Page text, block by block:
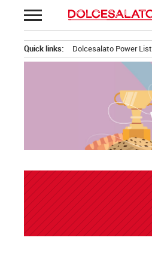
Passa
al
Quick links: Dolcesalato Power List